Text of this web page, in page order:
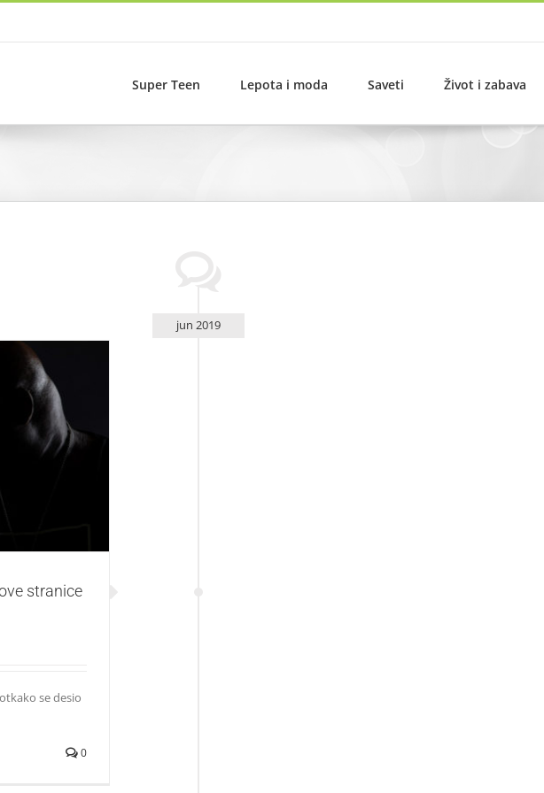
Super Teen Lepota i moda Saveti Život i zabava
jun 2019
klabing istorije
stranice
se desio
0